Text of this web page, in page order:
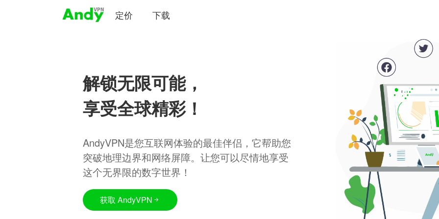
定价 下载
解锁无限可能，
享受全球精彩！
AndyVPN是您互联网体验的最佳伴侣，它帮助您
突破地理边界和网络屏障。让您可以尽情地享受
这个无界限的数字世界！
获取 AndyVPN